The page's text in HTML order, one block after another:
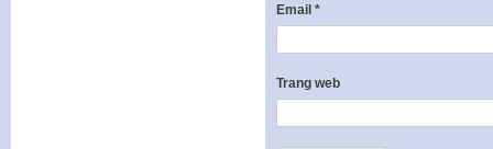
Email *
Trang web